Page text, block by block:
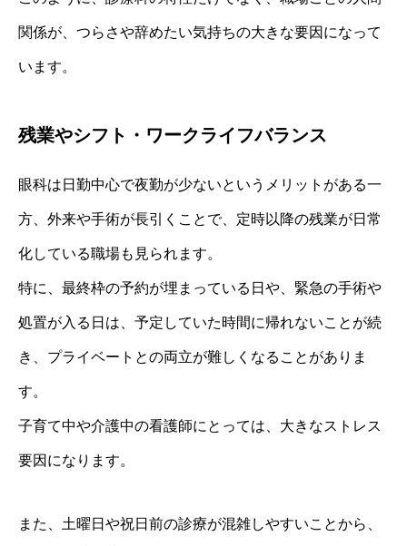
関係が、つらさや辞めたい気持ちの大きな要因になって
います。
残業やシフト・ワークライフバランス
眼科は日勤中心で夜勤が少ないというメリットがある一
方、外来や手術が長引くことで、定時以降の残業が日常
化している職場も見られます。
特に、最終枠の予約が埋まっている日や、緊急の手術や
処置が入る日は、予定していた時間に帰れないことが続
き、プライベートとの両立が難しくなることがありま
す。
子育て中や介護中の看護師にとっては、大きなストレス
要因になります。
また、土曜日や祝日前の診療が混雑しやすいことから、